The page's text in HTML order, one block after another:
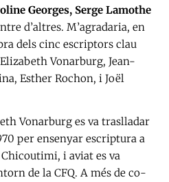
Georges, Serge Lamothe
d’altres. M’agradaria, en
dels cinc escriptors clau
Vonarburg, Jean-
Esther Rochon, i Joël
Vonarburg es va traslladar
per ensenyar escriptura a
i aviat es va
de la CFQ. A més de co-